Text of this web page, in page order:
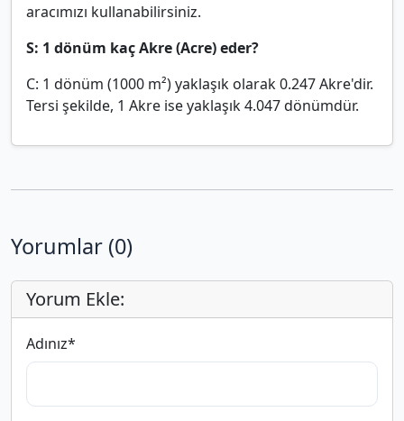
aracımızı kullanabilirsiniz.
S: 1 dönüm kaç Akre (Acre) eder?
C: 1 dönüm (1000 m²) yaklaşık olarak 0.247 Akre'dir.
Tersi şekilde, 1 Akre ise yaklaşık 4.047 dönümdür.
Yorumlar (0)
Yorum Ekle:
Adınız*